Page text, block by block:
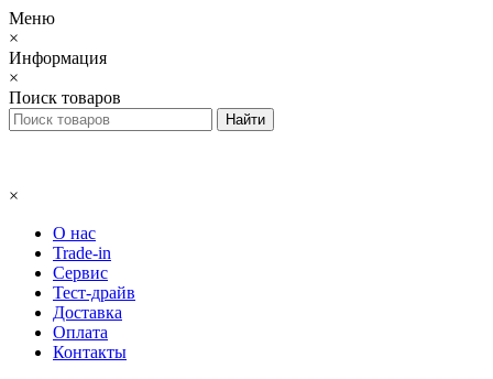
Меню
×
Информация
×
Поиск товаров
×
О нас
Trade-in
Сервис
Тест-драйв
Доставка
Оплата
Контакты